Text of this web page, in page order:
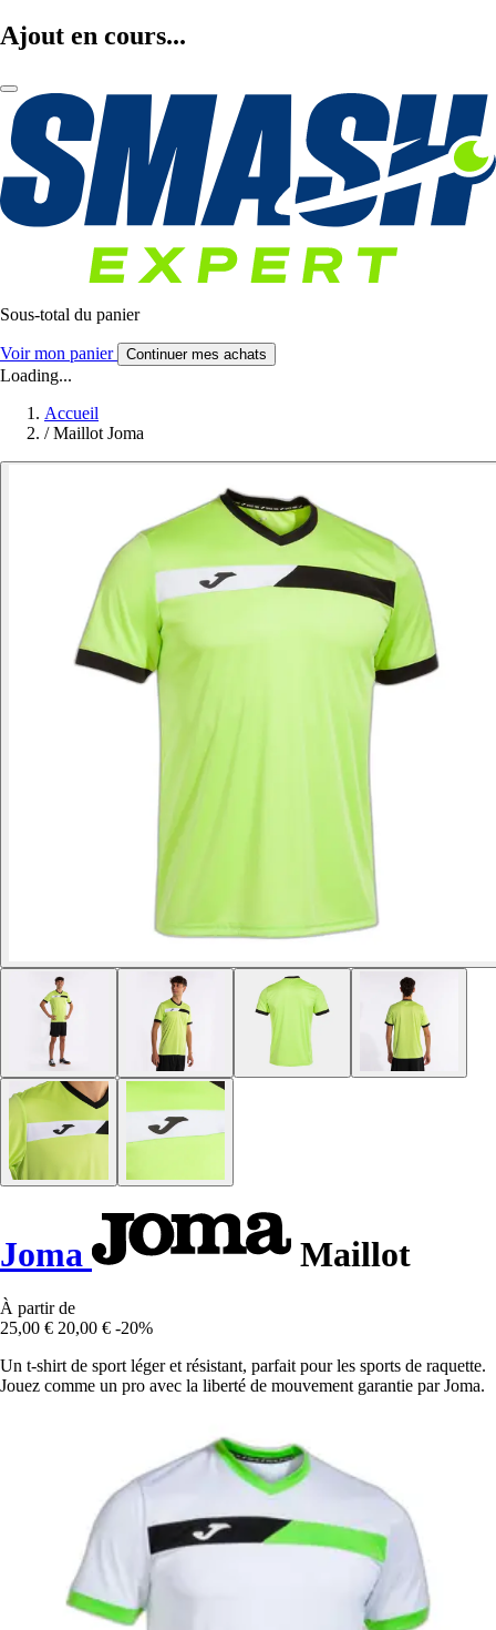
Ajout en cours...
Sous-total du panier
Voir mon panier Continuer mes achats
Loading...
Accueil
/ Maillot Joma
Joma Maillot
À partir de
25,00 € 20,00 € -20%
Un t-shirt de sport léger et résistant, parfait pour les sports de raquette.
Jouez comme un pro avec la liberté de mouvement garantie par Joma.